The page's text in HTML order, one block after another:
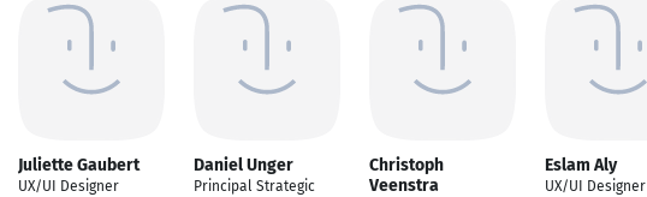
Juliette Gaubert
UX/UI Designer
Daniel Unger
Principal Strategic
Christoph
Veenstra
Eslam Aly
UX/UI Designer